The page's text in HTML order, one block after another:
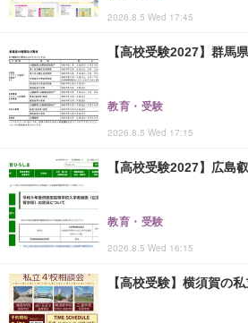
2026.8.5 Wed 17:45
【高校受験2027】群
教育・受験
2026.8.5 Wed 17:15
【高校受験2027】広島
教育・受験
2026.8.5 Wed 16:15
【高校受験】横須賀の